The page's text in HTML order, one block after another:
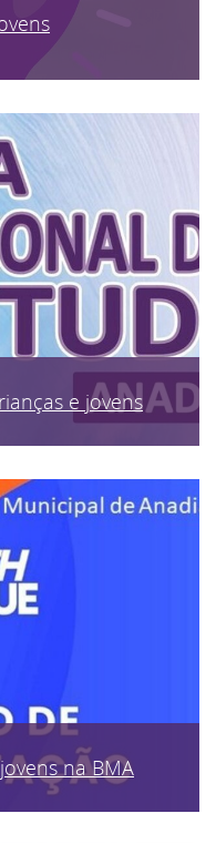
e jovens
na BMA